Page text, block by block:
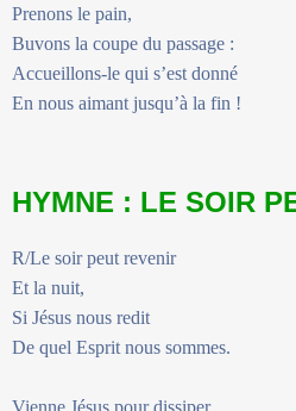
Prenons le pain,
Buvons la coupe du passage :
Accueillons-le qui s’est donné
En nous aimant jusqu’à la fin !
HYMNE : LE SOIR
R/Le soir peut revenir
Et la nuit,
Si Jésus nous redit
De quel Esprit nous sommes.
Vienne Jésus pour dissiper